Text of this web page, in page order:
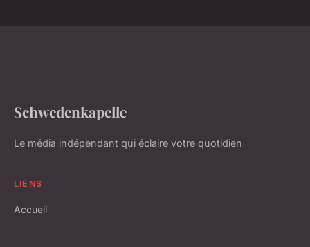
Schwedenkapelle
Le média indépendant qui éclaire votre quotidien
LIENS
Accueil